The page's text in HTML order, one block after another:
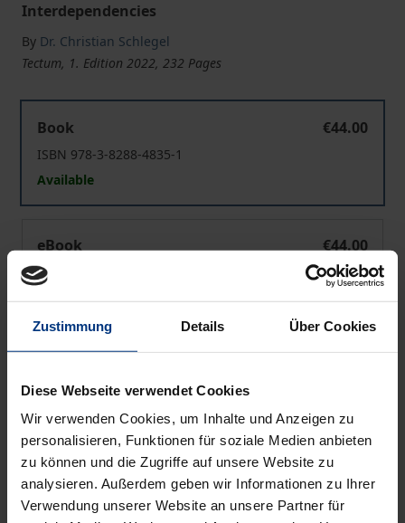
Zustimmung Details Über Cookies
Diese Webseite verwendet Cookies
Wir verwenden Cookies, um Inhalte und Anzeigen zu
personalisieren, Funktionen für soziale Medien anbieten
zu können und die Zugriffe auf unsere Website zu
analysieren. Außerdem geben wir Informationen zu Ihrer
Verwendung unserer Website an unsere Partner für
Interdependencies
By Dr. Christian Schlegel
Tectum, 1. Edition 2022, 232 Pages
Book
€44.00
ISBN 978-3-8288-4835-1
Available
eBook
€44.00
ISBN 978-3-8288-7952-2
Available
Add to Cart
Add to Wish List
Delivery cost notice